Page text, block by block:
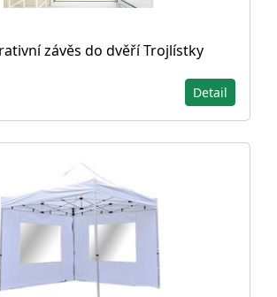
závěs do dvěří Trojlístky
Detail